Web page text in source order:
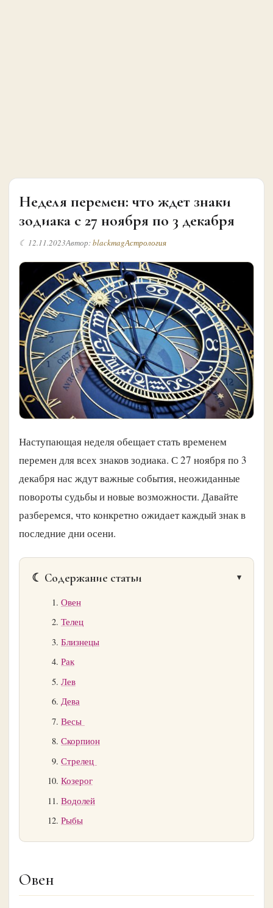
Неделя перемен: что ждет знаки
зодиака с 27 ноября по 3 декабря
☾ 12.11.2023Автор:blackmagАстрология
Наступающая неделя обещает стать временем
перемен для всех знаков зодиака. С 27 ноября по 3
декабря нас ждут важные события, неожиданные
повороты судьбы и новые возможности. Давайте
разберемся, что конкретно ожидает каждый знак в
последние дни осени.
☾ Содержание статьи
Овен
Телец
Близнецы
Рак
Лев
Дева
Весы
Скорпион
Стрелец
Козерог
Водолей
Рыбы
Овен